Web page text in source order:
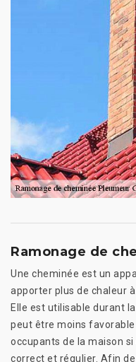
Ramonage de
Une cheminée est un
apporter plus de chaleur à
Elle est utilisable durant
peut être moins
occupants de la maison
correct et régulier. Afin